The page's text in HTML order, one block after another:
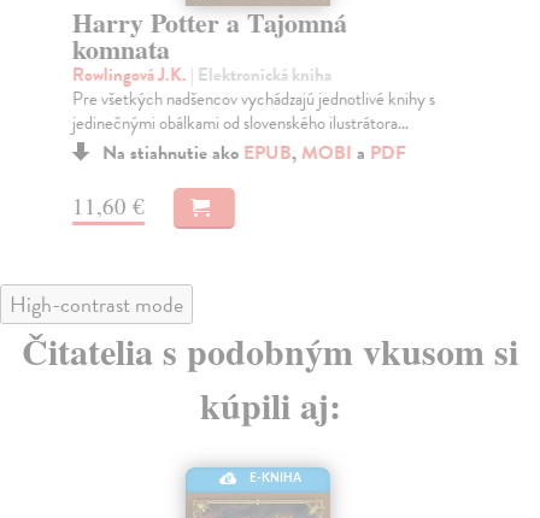
Harry Potter a Tajomná
komnata
Rowlingová J.K. | Elektronická kniha
Pre všetkých nadšencov vychádzajú jednotlivé knihy s
jedinečnými obálkami od slovenského ilustrátora...
Na stiahnutie ako EPUB,MOBI a PDF
11,60 €
High-contrast mode
Čitatelia s podobným vkusom si
kúpili aj:
E-KNIHA